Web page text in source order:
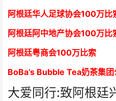
阿根廷华人足球协会100万比
阿根廷阿中地产协会100万比
阿根廷粤商会100万比索
BoBa’s Bubble Tea奶茶集团
大爱同行:致阿根廷